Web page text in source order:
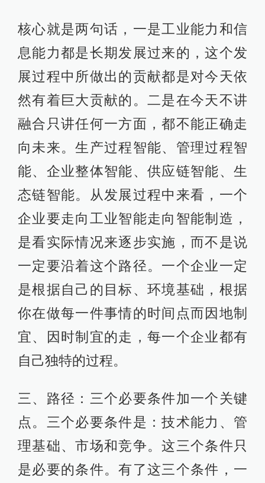
核心就是两句话，一是工业能力和信
息能力都是长期发展过来的，这个发
展过程中所做出的贡献都是对今天依
然有着巨大贡献的。二是在今天不讲
融合只讲任何一方面，都不能正确走
向未来。生产过程智能、管理过程智
能、企业整体智能、供应链智能、生
态链智能。从发展过程中来看，一个
企业要走向工业智能走向智能制造，
是看实际情况来逐步实施，而不是说
一定要沿着这个路径。一个企业一定
是根据自己的目标、环境基础，根据
你在做每一件事情的时间点而因地制
宜、因时制宜的走，每一个企业都有
自己独特的过程。
三、路径：三个必要条件加一个关键
点。三个必要条件是：技术能力、管
理基础、市场和竞争。这三个条件只
是必要的条件。有了这三个条件，一